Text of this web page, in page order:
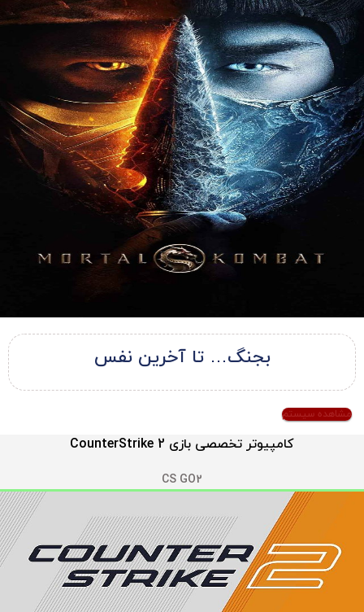
بجنگ… تا آخرین نفس
مشاهده سیستم
کامپیوتر تخصصی بازی CounterStrike 2
CS GO2